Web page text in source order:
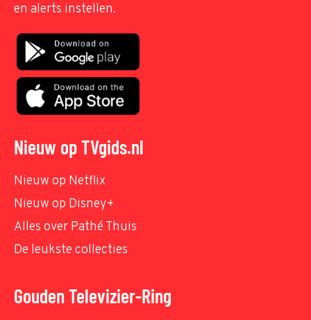
en alerts instellen.
Nieuw op TVgids.nl
Nieuw op Netflix
Nieuw op Disney+
Alles over Pathé Thuis
De leukste collecties
Gouden Televizier-Ring